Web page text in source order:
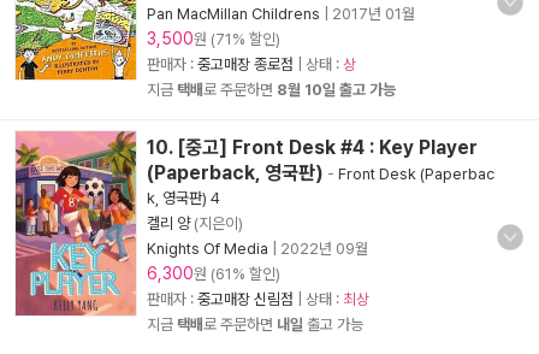
Pan MacMillan Childrens
2017년 01월
3,500원 (71% 할인)
판매자 : 중고매장 종로점 | 상태 : 상
지금 택배로 주문하면 8월 10일 출고 가능
10. [중고] Front Desk #4 : Key Player
(Paperback, 영국판) - Front Desk (Paperbac
k, 영국판) 4
켈리 양(지은이)
Knights Of Media
2022년 09월
6,300원 (61% 할인)
판매자 : 중고매장 신림점 | 상태 : 최상
지금 택배로 주문하면 내일 출고 가능